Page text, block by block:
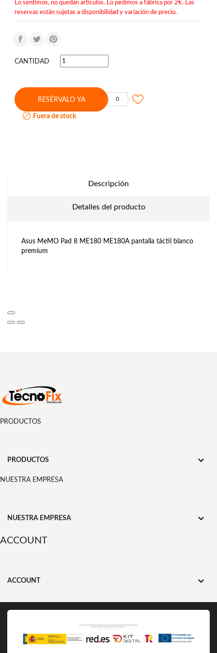
Lo sentimos, no quedan artículos. Lo pedimos a fábrica por 2€. Las
reservas están sujetas a disponibilidad y variación de precio.
CANTIDAD
RESÉRVALO YA 0
 Fuera de stock
Descripción
Detalles del producto
Asus MeMO Pad 8 ME180 ME180A pantalla táctil blanco
premium
PRODUCTOS
PRODUCTOS 
NUESTRA EMPRESA
NUESTRA EMPRESA 
ACCOUNT
ACCOUNT 